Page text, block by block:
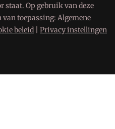
staat. Op gebruik van deze
van toepassing: Algemene
beleid Privacy instellingen